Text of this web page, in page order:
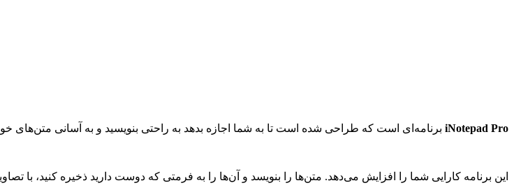
iNotepad Pro برنامه‌ای است که طراحی شده است تا به شما اجازه بدهد به راحتی بنویسید و به آسانی متن‌های
این برنامه کارایی شما را افزایش می‌دهد. متن‌ها را بنویسد و آن‌ها را به فرمتی که دوست دارید ذخیره کنید، با